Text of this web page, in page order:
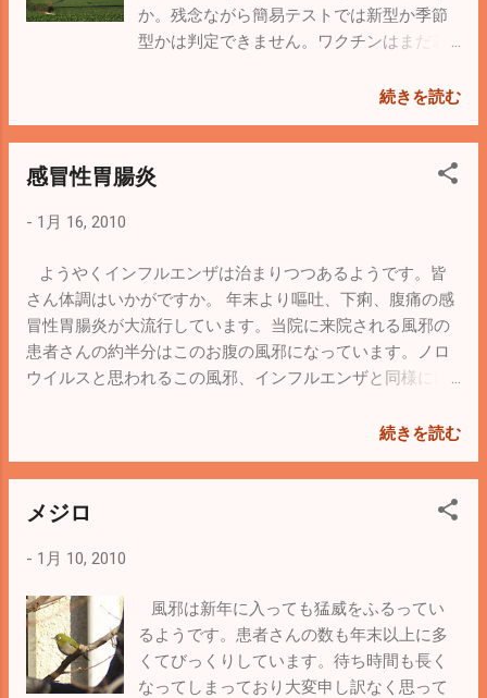
か。残念ながら簡易テストでは新型か季節
型かは判定できません。ワクチンはまだ若
申し出ください。 新年に入ってから天気
浦半島の先っぽ、城ケ島まで行ってきまし
た。 横浜から1時間ちょっとですが、のん
んを食べようと思い、三崎港に寄りまし
た。おいしいマグロ丼食べた後、港をぶら
ぶらしているとマグロを水揚げしている船
を発見。 テレビで見るようなでっかいマグ
ロではなく、１ｍくらいの小ぶりなマグロ
が網で引き揚げられ、海に浮かべられた生
け簀に次々に入れられていました。三崎の
マグロは冷凍ではなく、食べる直前に生け
簀から出されるようです。新鮮でおいしい
所、お勧めの場所って必ず1つか2つはあり
ますよね。今度、そっと教えてください。
続きを読む
感冒性胃腸炎
- 1月 16, 2010
ようやくインフルエンザは治まりつつあるようです。皆
さん体調はいかがですか。 年末より嘔吐、下痢、腹痛の感
冒性胃腸炎が大流行しています。当院に来院される風邪の
患者さんの約半分はこのお腹の風邪になっています。ノロ
ウイルスと思われるこの風邪、インフルエンザと同様に潜
拡がってしまったようです。。予防はやはり手洗い、うが
してしまいますのであまり心配することはないのですが、
高熱を伴い症状が激烈になる事がありますので十分にお気
て来ることが予想されますし、花粉症の時期にも入ってき
続きを読む
メジロ
- 1月 10, 2010
風邪は新年に入っても猛威をふるってい
るようです。患者さんの数も年末以上に多
くてびっくりしています。待ち時間も長く
なってしまっており大変申し訳なく思って